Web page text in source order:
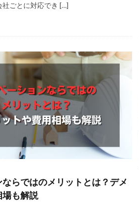
社ごとに対応でき […]
ならではのメリットとは？デメ
場も解説